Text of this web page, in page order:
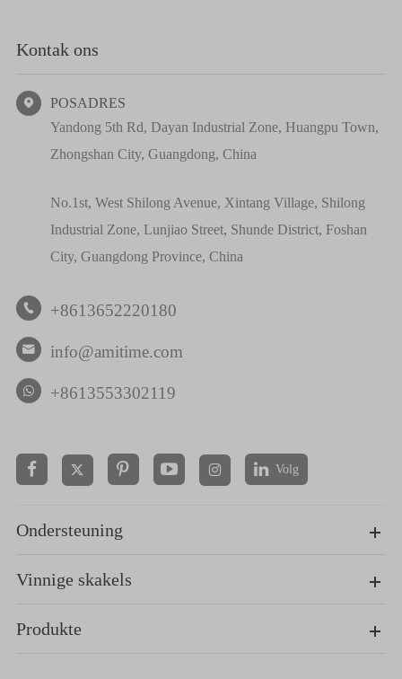
Kontak ons

POSADRES
Yandong 5th Rd, Dayan Industrial Zone, Huangpu Town,
Zhongshan City, Guangdong, China
No.1st, West Shilong Avenue, Xintang Village, Shilong
Industrial Zone, Lunjiao Street, Shunde District, Foshan
City, Guangdong Province, China
 +8613652220180
 info@amitime.com
+8613553302119
  Volg
Ondersteuning
Vinnige skakels
Produkte